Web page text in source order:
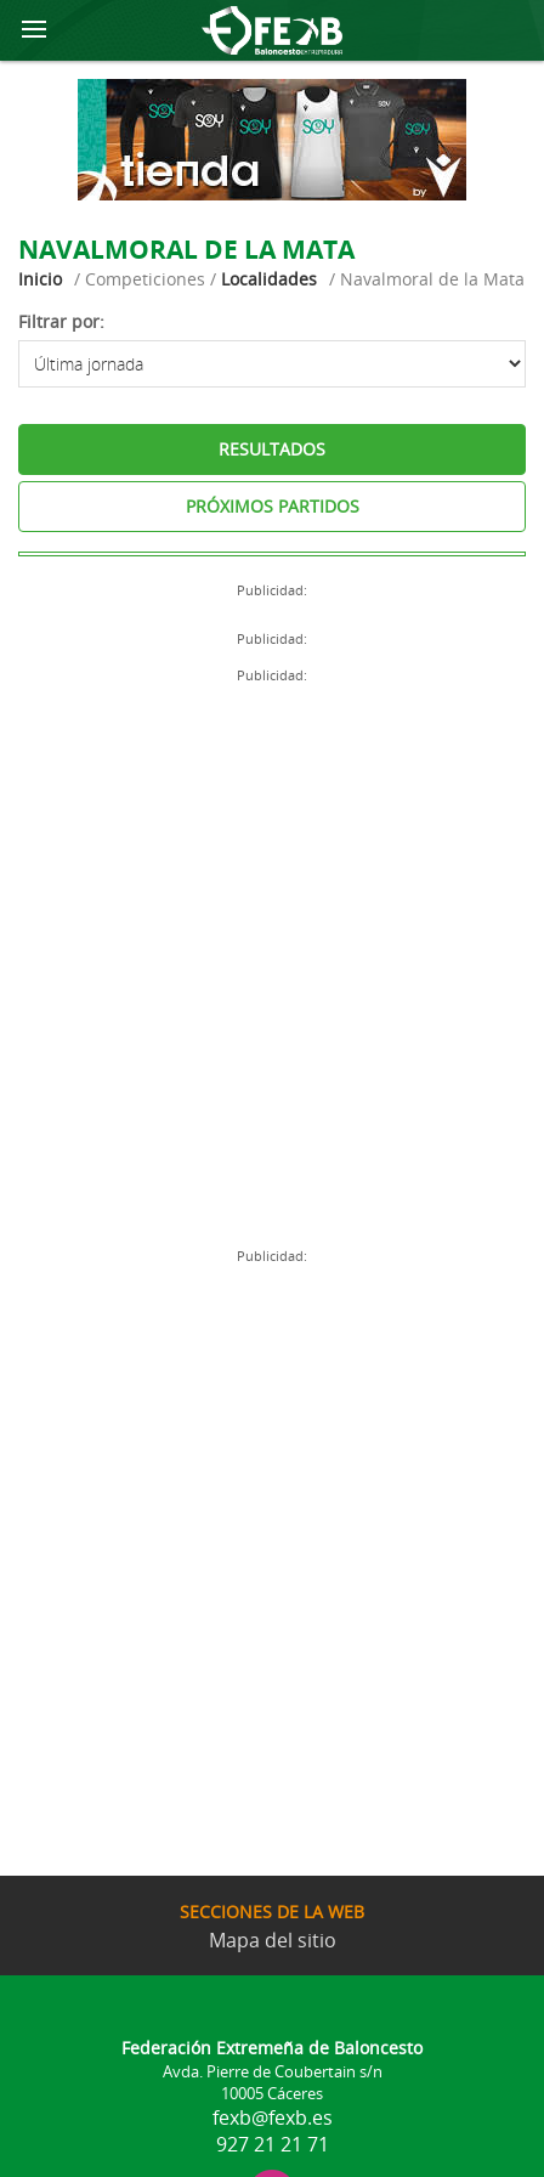
NAVALMORAL DE LA MATA
Inicio / Competiciones / Localidades / Navalmoral de la Mata
Filtrar por:
RESULTADOS
PRÓXIMOS PARTIDOS
Publicidad:
Publicidad:
Publicidad:
Publicidad:
SECCIONES DE LA WEB
Mapa del sitio
Federación Extremeña de Baloncesto
Avda. Pierre de Coubertain s/n
10005 Cáceres
fexb@fexb.es
927 21 21 71